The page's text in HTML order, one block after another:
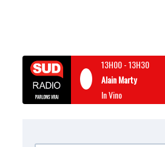
13H00-13H30
Alain Marty
In Vino